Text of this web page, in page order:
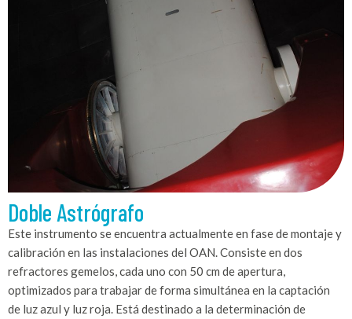
Doble Astrógrafo
Este instrumento se encuentra actualmente en fase de montaje y
calibración en las instalaciones del OAN. Consiste en dos
refractores gemelos, cada uno con 50 cm de apertura,
optimizados para trabajar de forma simultánea en la captación
de luz azul y luz roja. Está destinado a la determinación de